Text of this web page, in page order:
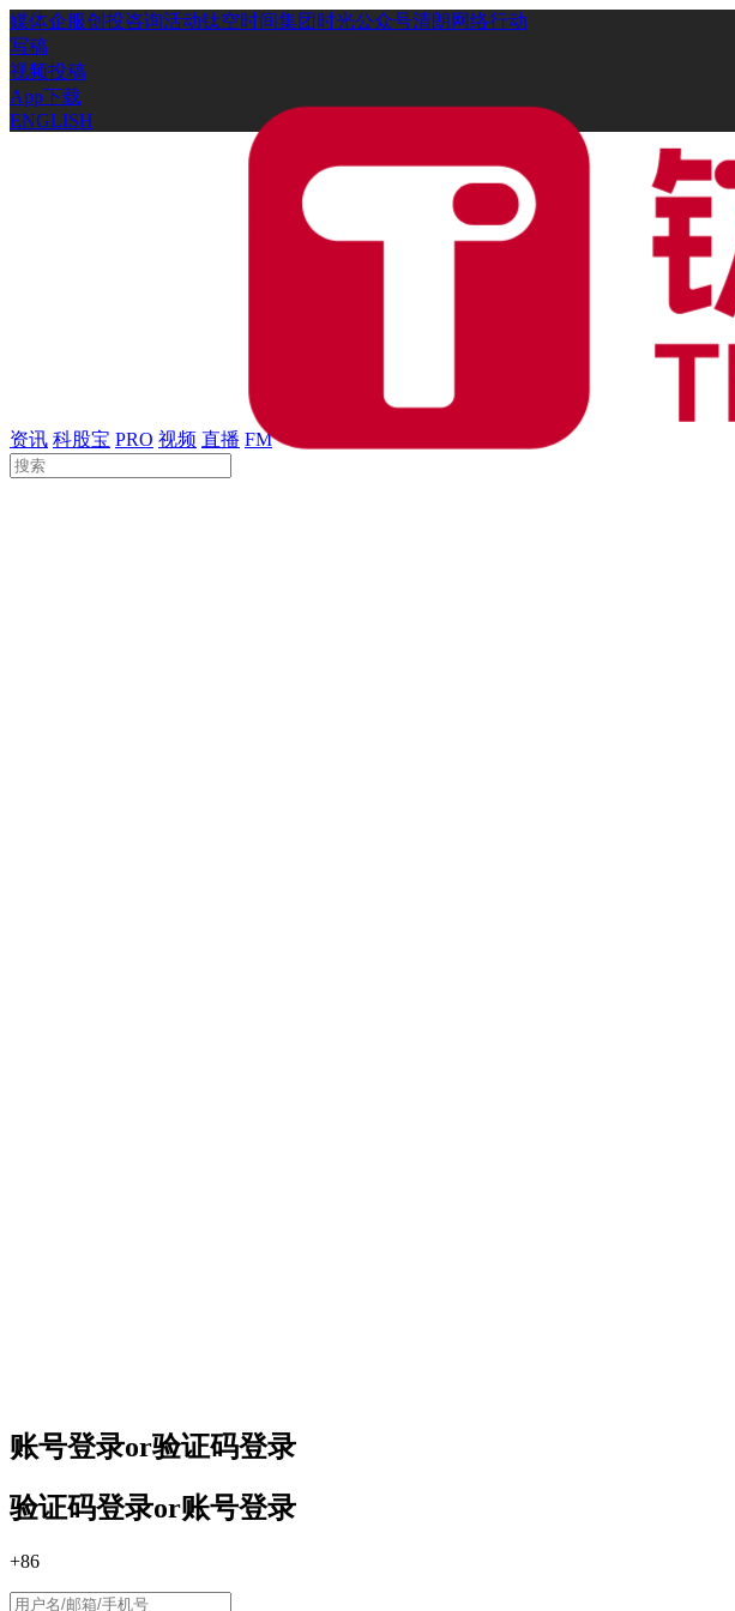
媒体企服创投咨询活动钛空时间集团时光公众号清朗网络行动
写稿
视频投稿
App下载
ENGLISH
资讯 科股宝 PRO 视频 直播 FM
账号登录or验证码登录
验证码登录or账号登录
+86